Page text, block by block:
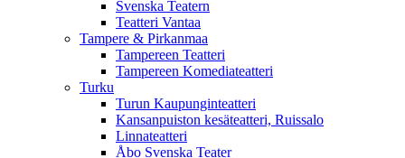
Svenska Teatern
Teatteri Vantaa
Tampere & Pirkanmaa
Tampereen Teatteri
Tampereen Komediateatteri
Turku
Turun Kaupunginteatteri
Kansanpuiston kesäteatteri, Ruissalo
Linnateatteri
Åbo Svenska Teater